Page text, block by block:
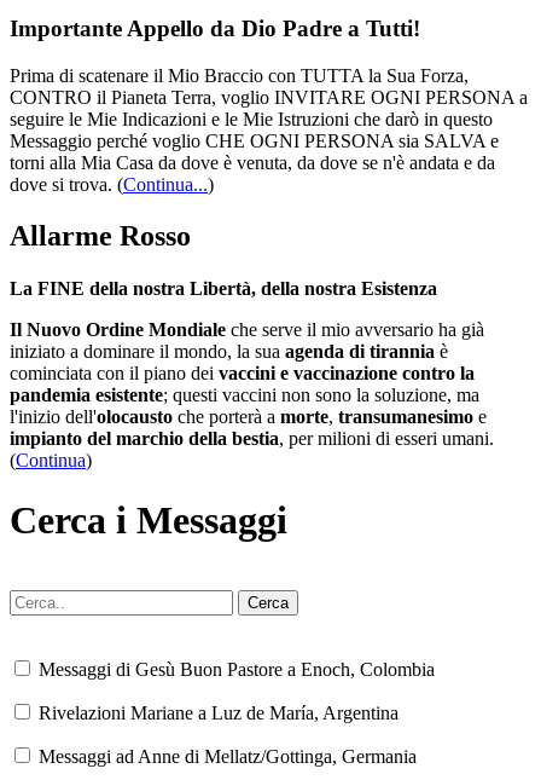
Importante Appello da Dio Padre a Tutti!
Prima di scatenare il Mio Braccio con TUTTA la Sua Forza,
CONTRO il Pianeta Terra, voglio INVITARE OGNI PERSONA a
seguire le Mie Indicazioni e le Mie Istruzioni che darò in questo
Messaggio perché voglio CHE OGNI PERSONA sia SALVA e
torni alla Mia Casa da dove è venuta, da dove se n'è andata e da
dove si trova. (Continua...)
Allarme Rosso
La FINE della nostra Libertà, della nostra Esistenza
Il Nuovo Ordine Mondiale che serve il mio avversario ha già
iniziato a dominare il mondo, la sua agenda di tirannia è
cominciata con il piano dei vaccini e vaccinazione contro la
pandemia esistente; questi vaccini non sono la soluzione, ma
l'inizio dell'olocausto che porterà a morte, transumanesimo e
impianto del marchio della bestia, per milioni di esseri umani.
(Continua)
Cerca i Messaggi
Messaggi di Gesù Buon Pastore a Enoch, Colombia
Rivelazioni Mariane a Luz de María, Argentina
Messaggi ad Anne di Mellatz/Gottinga, Germania